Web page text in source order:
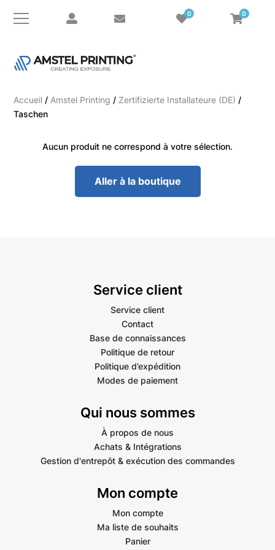
0 0
Accueil / Amstel Printing / Zertifizierte Installateure (DE) /
Taschen
Aucun produit ne correspond à votre sélection.
Aller à la boutique
Service client
Service client
Contact
Base de connaissances
Politique de retour
Politique d’expédition
Modes de paiement
Qui nous sommes
À propos de nous
Achats & Intégrations
Gestion d'entrepôt & exécution des commandes
Mon compte
Mon compte
Ma liste de souhaits
Panier